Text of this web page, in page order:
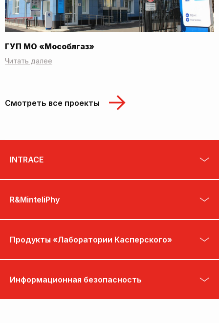
ГУП МО «Мособлгаз»
Читать далее
Смотреть все проекты
INTRACE
R&MinteliPhy
Продукты «Лаборатории Касперского»
Информационная безопасность